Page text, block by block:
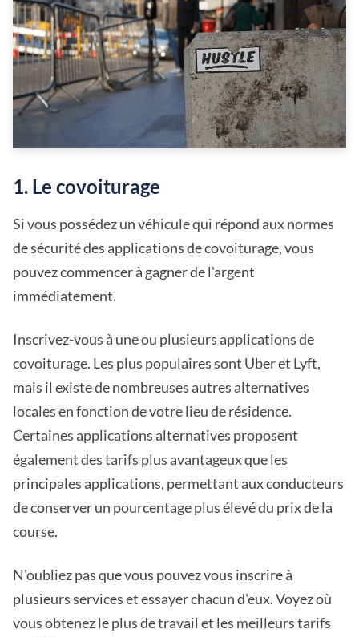
1. Le covoiturage
Si vous possédez un véhicule qui répond aux normes
de sécurité des applications de covoiturage, vous
pouvez commencer à gagner de l'argent
immédiatement.
Inscrivez-vous à une ou plusieurs applications de
covoiturage. Les plus populaires sont Uber et Lyft,
mais il existe de nombreuses autres alternatives
locales en fonction de votre lieu de résidence.
Certaines applications alternatives proposent
également des tarifs plus avantageux que les
principales applications, permettant aux conducteurs
de conserver un pourcentage plus élevé du prix de la
course.
N'oubliez pas que vous pouvez vous inscrire à
plusieurs services et essayer chacun d'eux. Voyez où
vous obtenez le plus de travail et les meilleurs tarifs